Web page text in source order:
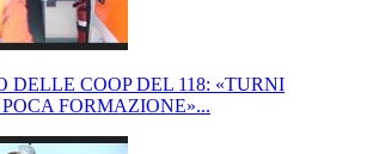
DELLE COOP DEL 118: «TURNI
FORMAZIONE»...